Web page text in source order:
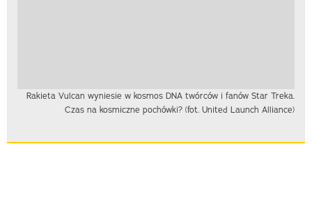
Rakieta Vulcan wyniesie w kosmos DNA twórców i fanów Star Treka.
Czas na kosmiczne pochówki? (fot. United Launch Alliance)